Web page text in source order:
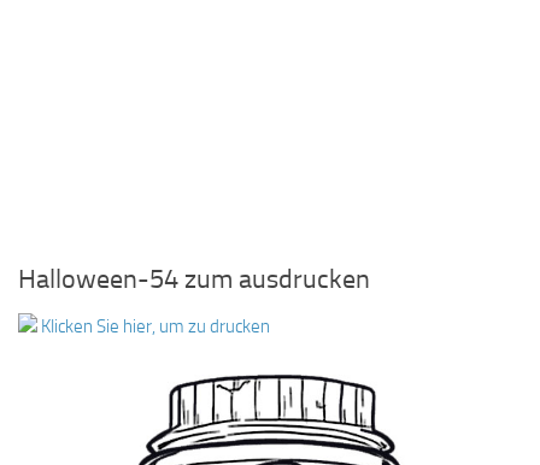
Halloween-54 zum ausdrucken
Klicken Sie hier, um zu drucken